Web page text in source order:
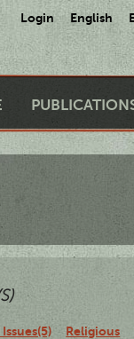
Login English
Religious